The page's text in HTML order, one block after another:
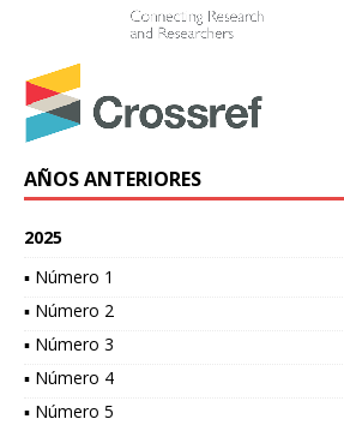
AÑOS ANTERIORES
2025
▪ Número 1
▪ Número 2
▪ Número 3
▪ Número 4
▪ Número 5